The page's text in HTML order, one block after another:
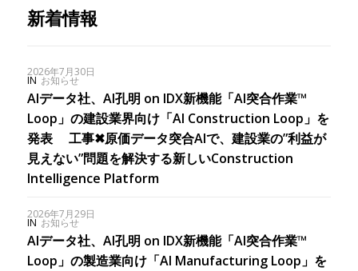
新着情報
2026年7月30日
IN お知らせ
AIデータ社、AI孔明 on IDX新機能「AI突合作業™︎
Loop」の建設業界向け「AI Construction Loop」を
発表 工事✖︎原価データ突合AIで、建設業の”利益が
見えない”問題を解決する新しいConstruction
Intelligence Platform
2026年7月29日
IN お知らせ
AIデータ社、AI孔明 on IDX新機能「AI突合作業™
Loop」の製造業向け「AI Manufacturing Loop」を